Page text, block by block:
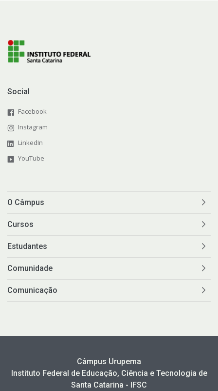
Social
Facebook
Instagram
LinkedIn
YouTube
O Câmpus
Cursos
Estudantes
Comunidade
Comunicação
Câmpus Urupema
Instituto Federal de Educação, Ciência e Tecnologia de
Santa Catarina - IFSC